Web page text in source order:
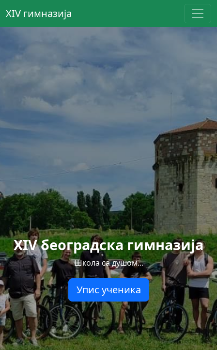
XIV гимназија
XIV београдска гимназија
Школа са душом...
Упис ученика